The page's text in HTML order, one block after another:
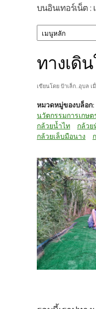
บนอินเทอร์เน็ต :
ทางเดิ
เขียนโดย ป้าเล็ก..อุบล เ
หมวดหมู่ของบล็อก:
นวัตกรรมการเกษต
กล้วยน้ำไท
กล้วย
กล้วยเล็บมือนาง